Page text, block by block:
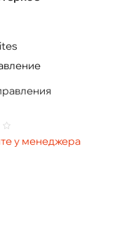
у менеджера